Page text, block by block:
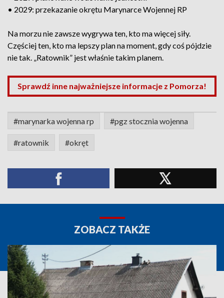
• 2029: przekazanie okrętu Marynarce Wojennej RP
Na morzu nie zawsze wygrywa ten, kto ma więcej siły.
Częściej ten, kto ma lepszy plan na moment, gdy coś pójdzie
nie tak. „Ratownik” jest właśnie takim planem.
Sprawdź inne najważniejsze informacje z Pomorza!
#marynarka wojenna rp #pgz stocznia wojenna
#ratownik #okręt
ZOBACZ TAKŻE